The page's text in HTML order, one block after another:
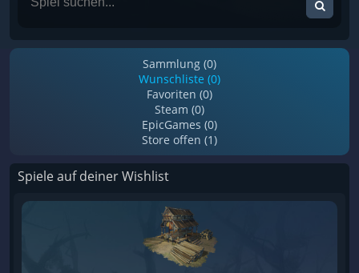
Sammlung (0)
Wunschliste (0)
Favoriten (0)
Steam (0)
EpicGames (0)
Store offen (1)
Spiele auf deiner Wishlist